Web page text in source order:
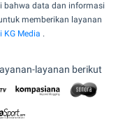
bahwa data dan informasi
memberikan layanan
KG Media .
layanan berikut